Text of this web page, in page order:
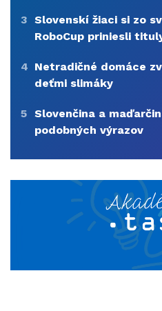
3 Slovenskí žiaci si zo
RoboCup priniesli
4 Netradičné domáce
deťmi slimáky
5 Slovenčina a
podobných výrazov